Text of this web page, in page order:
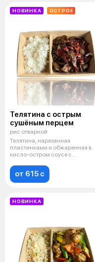
НОВИНКА ОСТРОЕ
Телятина с острым
сушёным перцем
рис отварной
Телятина, нарезанная
пластинками и обжаренная в
кисло-остром соусе с
от 615 c
НОВИНКА